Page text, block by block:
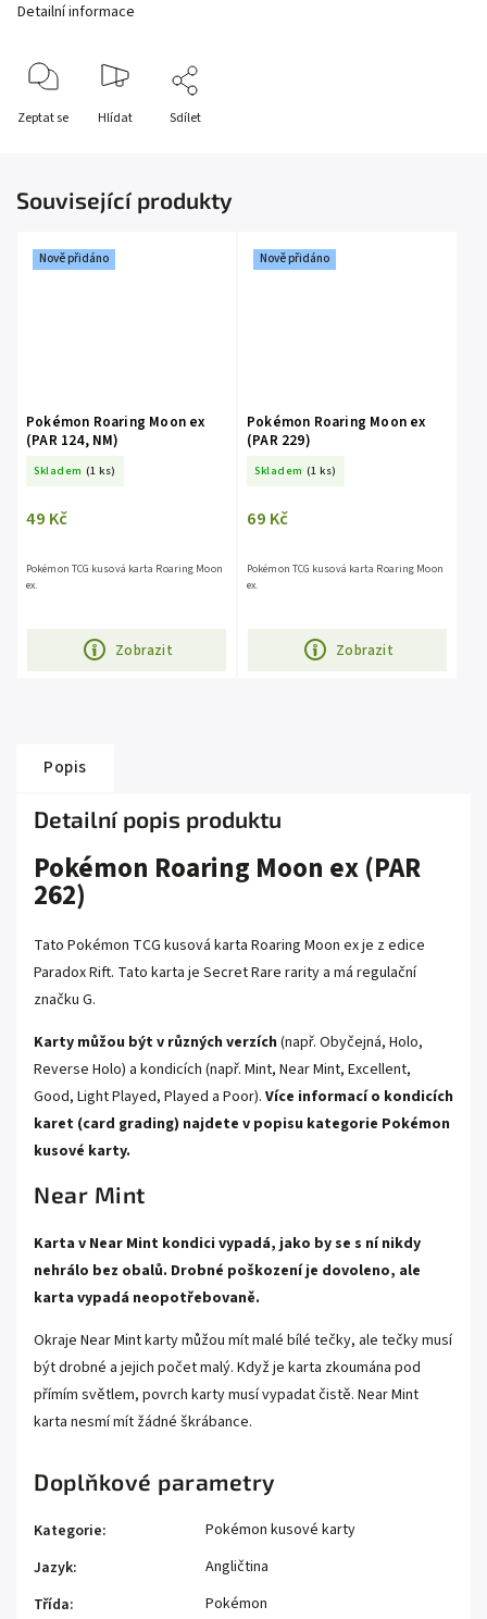
Detailní informace
Zeptat se Hlídat Sdílet
Související produkty
Nově přidáno
Pokémon Roaring Moon ex
(PAR 124, NM)
Skladem (1 ks)
49 Kč
Zobrazit
Pokémon TCG kusová karta Roaring Moon
ex.
Nově přidáno
Pokémon Roaring Moon ex
(PAR 229)
Skladem (1 ks)
69 Kč
Zobrazit
Pokémon TCG kusová karta Roaring Moon
ex.
Popis
Detailní popis produktu
Pokémon Roaring Moon ex (PAR
262)
Tato Pokémon TCG kusová karta Roaring Moon ex je z edice
Paradox Rift. Tato karta je Secret Rare rarity a má regulační
značku G.
Karty můžou být v různých verzích (např. Obyčejná, Holo,
Reverse Holo) a kondicích (např. Mint, Near Mint, Excellent,
Good, Light Played, Played a Poor). Více informací o kondicích
karet (card grading) najdete v popisu kategorie Pokémon
kusové karty.
Near Mint
Karta v Near Mint kondici vypadá, jako by se s ní nikdy
nehrálo bez obalů. Drobné poškození je dovoleno, ale
karta vypadá neopotřebovaně.
Okraje Near Mint karty můžou mít malé bílé tečky, ale tečky musí
být drobné a jejich počet malý. Když je karta zkoumána pod
přímím světlem, povrch karty musí vypadat čistě. Near Mint
karta nesmí mít žádné škrábance.
Doplňkové parametry
Kategorie:
Pokémon kusové karty
Jazyk:
Angličtina
Třída:
Pokémon